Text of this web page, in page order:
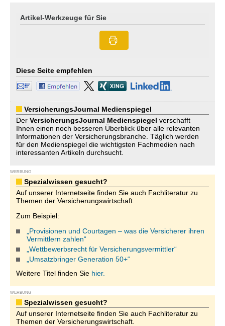
Artikel-Werkzeuge für Sie
Diese Seite empfehlen
VersicherungsJournal Medienspiegel
Der VersicherungsJournal Medienspiegel verschafft
Ihnen einen noch besseren Überblick über alle relevanten
Informationen der Versicherungsbranche. Täglich werden
für den Medienspiegel die wichtigsten Fachmedien nach
interessanten Artikeln durchsucht.
WERBUNG
Spezialwissen gesucht?
Auf unserer Internetseite finden Sie auch Fachliteratur zu
Themen der Versicherungswirtschaft.
Zum Beispiel:
„Provisionen und Courtagen – was die Versicherer ihren
Vermittlern zahlen“
„Wettbewerbsrecht für Versicherungsvermittler“
„Umsatzbringer Generation 50+“
Weitere Titel finden Sie hier.
WERBUNG
Spezialwissen gesucht?
Auf unserer Internetseite finden Sie auch Fachliteratur zu
Themen der Versicherungswirtschaft.